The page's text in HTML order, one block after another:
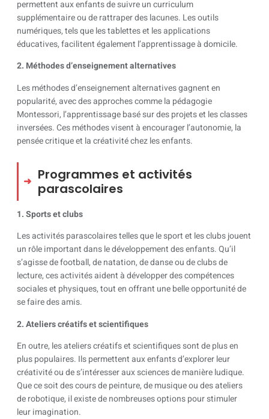
permettent aux enfants de suivre un curriculum
supplémentaire ou de rattraper des lacunes. Les outils
numériques, tels que les tablettes et les applications
éducatives, facilitent également l’apprentissage à domicile.
2. Méthodes d’enseignement alternatives
Les méthodes d’enseignement alternatives gagnent en
popularité, avec des approches comme la pédagogie
Montessori, l’apprentissage basé sur des projets et les classes
inversées. Ces méthodes visent à encourager l’autonomie, la
pensée critique et la créativité chez les enfants.
Programmes et activités
parascolaires
1. Sports et clubs
Les activités parascolaires telles que le sport et les clubs jouent
un rôle important dans le développement des enfants. Qu’il
s’agisse de football, de natation, de danse ou de clubs de
lecture, ces activités aident à développer des compétences
sociales et physiques, tout en offrant une belle opportunité de
se faire des amis.
2. Ateliers créatifs et scientifiques
En outre, les ateliers créatifs et scientifiques sont de plus en
plus populaires. Ils permettent aux enfants d’explorer leur
créativité ou de s’intéresser aux sciences de manière ludique.
Que ce soit des cours de peinture, de musique ou des ateliers
de robotique, il existe de nombreuses options pour stimuler
leur imagination.